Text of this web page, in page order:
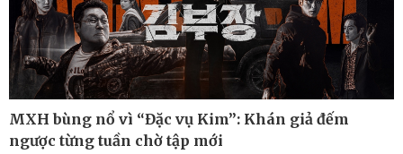
MXH bùng nổ vì “Đặc vụ Kim”: Khán giả đếm
ngược từng tuần chờ tập mới